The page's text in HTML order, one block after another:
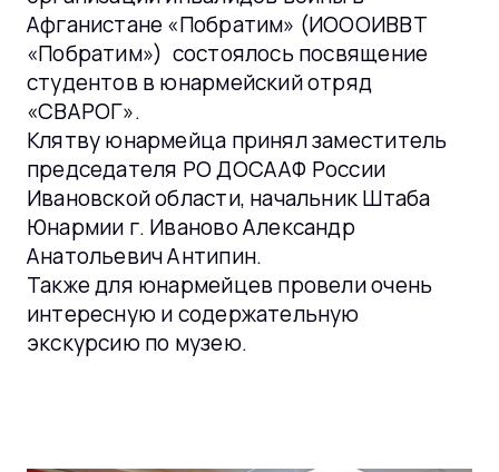
Афганистане «Побратим» (ИОООИВВТ
«Побратим») состоялось посвящение
студентов в юнармейский отряд
«СВАРОГ».
Клятву юнармейца принял заместитель
председателя РО ДОСААФ России
Ивановской области, начальник Штаба
Юнармии г. Иваново Александр
Анатольевич Антипин.
Также для юнармейцев провели очень
интересную и содержательную
экскурсию по музею.